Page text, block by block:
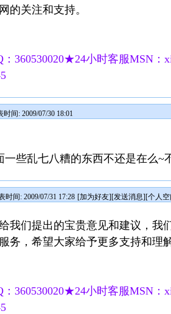
的关注和支持。
：360530020★24小时客服MSN
时间: 2009/07/30 18:01
一些乱七八糟的东西不还是在么
时间: 2009/07/31 17:28 [加为好友][发送消息][个人
我们提出的宝贵意见和建议，我
务，希望大家给予更多支持和理
：360530020★24小时客服MSN